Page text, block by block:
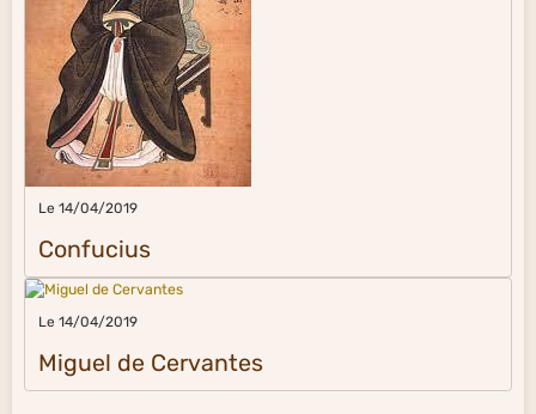
Le 14/04/2019
Confucius
Le 14/04/2019
Miguel de Cervantes